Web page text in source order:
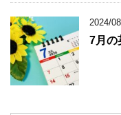
2024/
7月の